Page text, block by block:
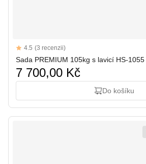
Reviews
4.5 out of 5 stars
4.5 (3 recenzii)
Sada PREMIUM 105kg s lavicí HS-1055
7 700,00 Kč
Do košíku